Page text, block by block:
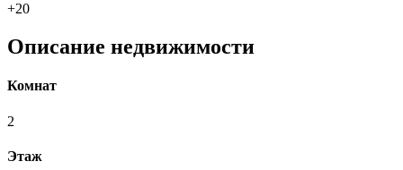
+20
Описание недвижимости
Комнат
2
Этаж